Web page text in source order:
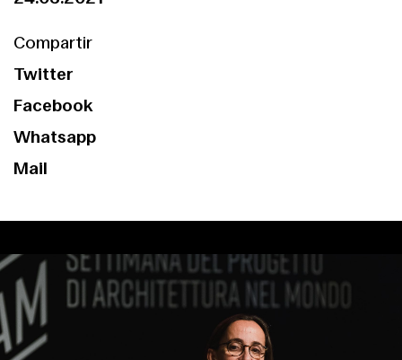
Compartir
Twitter
Facebook
Whatsapp
Mail